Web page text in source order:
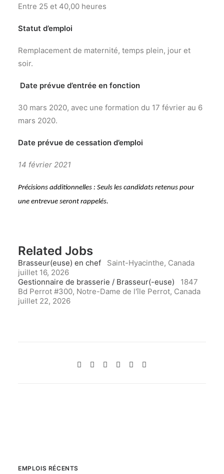
Entre 25 et 40,00 heures
Statut d’emploi
Remplacement de maternité, temps plein, jour et
soir.
Date prévue d’entrée en fonction
30 mars 2020, avec une formation du 17 février au 6
mars 2020.
Date prévue de cessation d’emploi
14 février 2021
Précisions additionnelles : Seuls les candidats retenus pour
une entrevue seront rappelés.
Related Jobs
Brasseur(euse) en chef
Saint-Hyacinthe, Canada
juillet 16, 2026
Gestionnaire de brasserie / Brasseur(-euse)
1847
Bd Perrot #300, Notre-Dame de l'île Perrot, Canada
juillet 22, 2026
EMPLOIS RÉCENTS